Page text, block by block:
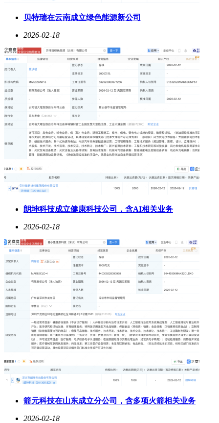
贝特瑞在云南成立绿色能源新公司
2026-02-18
朗坤科技成立健康科技公司，含AI相关业务
2026-02-18
箭元科技在山东成立分公司，含多项火箭相关业务
2026-02-18